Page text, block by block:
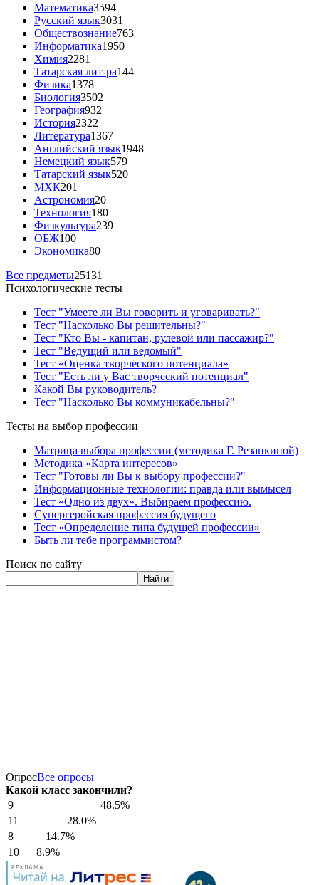
Математика3594
Русский язык3031
Обществознание763
Информатика1950
Химия2281
Татарская лит-ра144
Физика1378
Биология3502
География932
История2322
Литература1367
Английский язык1948
Немецкий язык579
Татарский язык520
МХК201
Астрономия20
Технология180
Физкультура239
ОБЖ100
Экономика80
Все предметы25131
Психологические тесты
Тест "Умеете ли Вы говорить и уговаривать?"
Тест "Насколько Вы решительны?"
Тест "Кто Вы - капитан, рулевой или пассажир?"
Тест "Ведущий или ведомый"
Тест «Оценка творческого потенциала»
Тест "Есть ли у Вас творческий потенциал"
Какой Вы руководитель?
Тест "Насколько Вы коммуникабельны?"
Тесты на выбор профессии
Матрица выбора профессии (методика Г. Резапкиной)
Методика «Карта интересов»
Тест "Готовы ли Вы к выбору профессии?"
Информационные технологии: правда или вымысел
Тест «Одно из двух». Выбираем профессию.
Супергеройская профессия будущего
Тест «Определение типа будущей профессии»
Быть ли тебе программистом?
Поиск по сайту
Найти
ОпросВсе опросы
Какой класс закончили?
9
48.5%
11
28.0%
8
14.7%
10
8.9%
РЕКЛАМА